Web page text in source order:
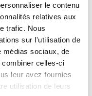
le contenu
relatives aux
trafic. Nous
sur l'utilisation de
médias sociaux, de
combiner celles-ci
leur avez fournies
utilisation de leurs
de compétence et de
les tâches de
régionales et internationales
recommandé aux Etats la
ce cadre que l’Agence
l’aviation civile, et suite à
011 du 07 juin 2016